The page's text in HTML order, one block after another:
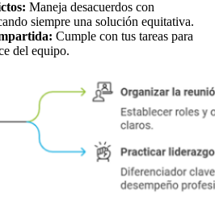
Maneja desacuerdos con
siempre una solución equitativa.
Cumple con tus tareas para
del equipo.